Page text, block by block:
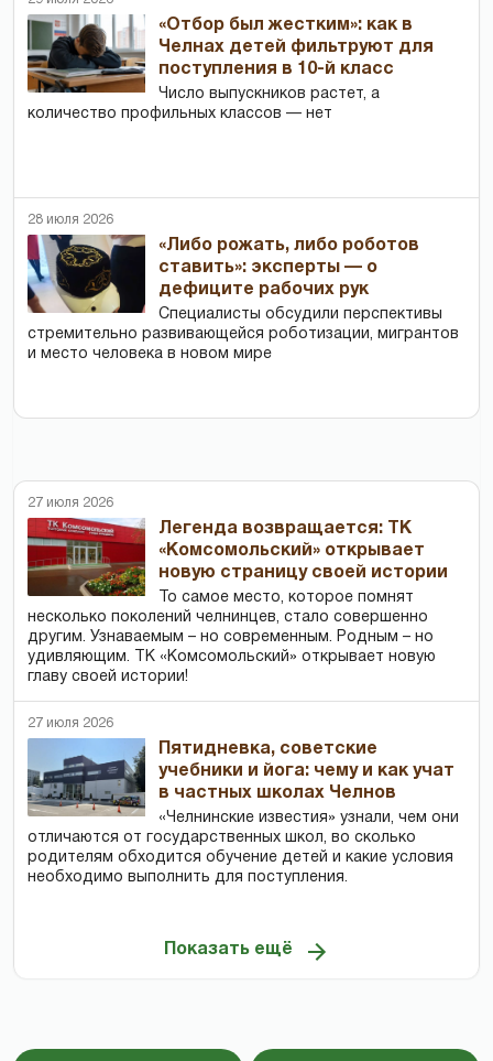
«Отбор был жестким»: как в
Челнах детей фильтруют для
поступления в 10-й класс
Число выпускников растет, а
количество профильных классов — нет
28 июля 2026
«Либо рожать, либо роботов
ставить»: эксперты — о
дефиците рабочих рук
Специалисты обсудили перспективы
стремительно развивающейся роботизации, мигрантов
и место человека в новом мире
27 июля 2026
Легенда возвращается: ТК
«Комсомольский» открывает
новую страницу своей истории
То самое место, которое помнят
несколько поколений челнинцев, стало совершенно
другим. Узнаваемым – но современным. Родным – но
удивляющим. ТК «Комсомольский» открывает новую
главу своей истории!
27 июля 2026
Пятидневка, советские
учебники и йога: чему и как учат
в частных школах Челнов
«Челнинские известия» узнали, чем они
отличаются от государственных школ, во сколько
родителям обходится обучение детей и какие условия
необходимо выполнить для поступления.
Показать ещё